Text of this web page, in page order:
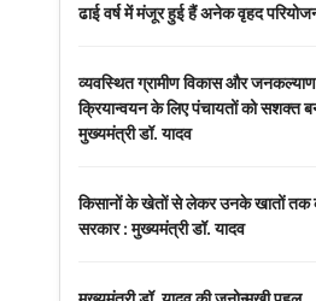
ढाई वर्ष में मंजूर हुई हैं अनेक वृहद
व्यवस्थित ग्रामीण विकास और जनकल्याण
क्रियान्वयन के लिए पंचायतों को सशक्त
मुख्यमंत्री डॉ. यादव
किसानों के खेतों से लेकर उनके खातों तक
सरकार : मुख्यमंत्री डॉ. यादव